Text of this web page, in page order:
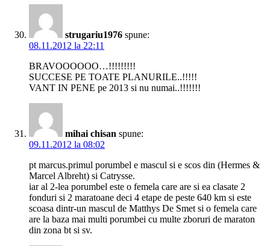
strugariu1976 spune:
08.11.2012 la 22:11
BRAVOOOOOO…!!!!!!!!!
SUCCESE PE TOATE PLANURILE..!!!!!
VANT IN PENE pe 2013 si nu numai..!!!!!!!
mihai chisan spune:
09.11.2012 la 08:02
pt marcus.primul porumbel e mascul si e scos din (Hermes &
Marcel Albreht) si Catrysse.
iar al 2-lea porumbel este o femela care are si ea clasate 2
fonduri si 2 maratoane deci 4 etape de peste 640 km si este
scoasa dintr-un mascul de Matthys De Smet si o femela care
are la baza mai multi porumbei cu multe zboruri de maraton
din zona bt si sv.